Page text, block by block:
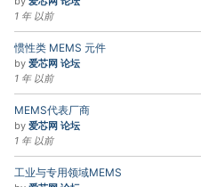
1 年 以前
惯性类 MEMS 元件
by 爱芯网 论坛
1 年 以前
MEMS代表厂商
by 爱芯网 论坛
1 年 以前
工业与专用领域MEMS